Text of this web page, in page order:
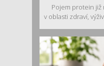
Pojem protein
v oblasti zdraví,